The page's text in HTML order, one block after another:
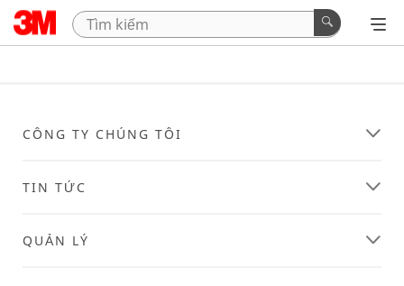
CÔNG TY CHÚNG TÔI
TIN TỨC
QUẢN LÝ